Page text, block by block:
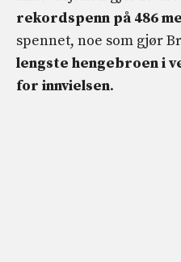
rekordspenn på 486
spennet, noe som gjør
lengste hengebroen i
for innvielsen.